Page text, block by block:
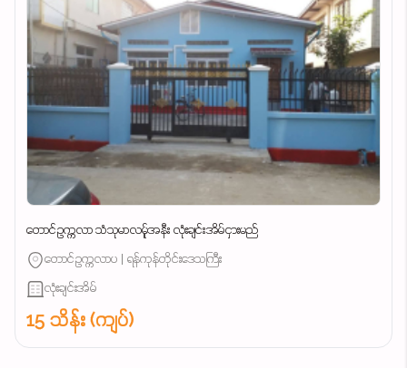
တောင်ဥက္ကလာ သံသုမာလမ်ူအနီး လုံးချင်းအိမ်ငှားမည်
တောင်ဥက္ကလာပ | ရန်ကုန်တိုင်းဒေသကြီး
လုံးချင်းအိမ်
15 သိန်း (ကျပ်)